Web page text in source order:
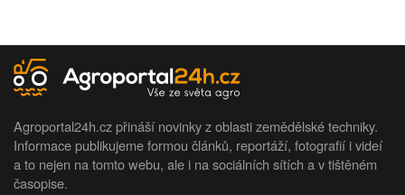
Agroportal24h.cz přináší novinky z oblasti zemědělské techniky.
Informace publikujeme formou článků, reportáží, fotografií i videí
a to nejen na tomto webu, ale i na sociálních sítích a v tištěném
časopise.